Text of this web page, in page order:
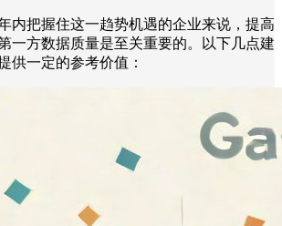
内把握住这一趋势机遇的企业来说，提高
一方数据质量是至关重要的。以下几点建
供一定的参考价值：